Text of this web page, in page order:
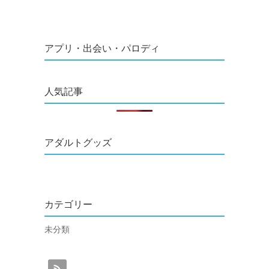
アプリ・出会い・パロディ
人気記事
アダルトグッズ
カテゴリー
未分類